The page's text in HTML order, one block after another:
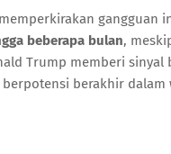
gangguan
beberapa bulan,
Trump memberi sinyal
berakhir dalam